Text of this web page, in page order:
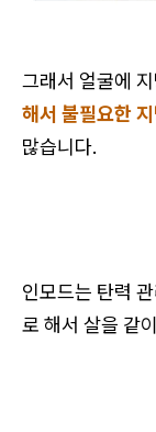
그래서 얼굴에
해서 불필요한
많습니다.
인모드는 탄력
로 해서 살을 같